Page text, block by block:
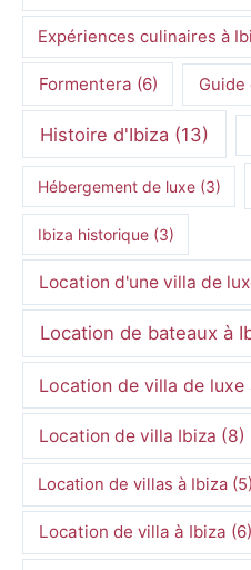
Expériences culinaires à
Formentera (6) Guide
Histoire d'Ibiza (13)
Hébergement de luxe(3)
Ibiza historique(3)
Location d'une villa de
Location de bateaux à
Location de villa de luxe
Location de villa Ibiza (8)
Location de villas à Ibiza (5)
Location de villa à Ibiza (6)